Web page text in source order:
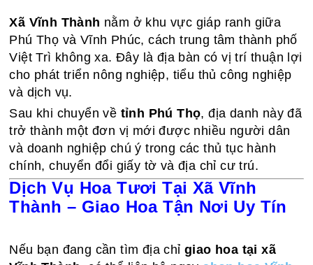
Xã Vĩnh Thành nằm ở khu vực giáp ranh giữa
Phú Thọ và Vĩnh Phúc, cách trung tâm thành phố
Việt Trì không xa. Đây là địa bàn có vị trí thuận lợi
cho phát triển nông nghiệp, tiểu thủ công nghiệp
và dịch vụ.
Sau khi chuyển về tỉnh Phú Thọ, địa danh này đã
trở thành một đơn vị mới được nhiều người dân
và doanh nghiệp chú ý trong các thủ tục hành
chính, chuyển đổi giấy tờ và địa chỉ cư trú.
Dịch Vụ Hoa Tươi Tại Xã Vĩnh
Thành – Giao Hoa Tận Nơi Uy Tín
Nếu bạn đang cần tìm địa chỉgiao hoa tại xã